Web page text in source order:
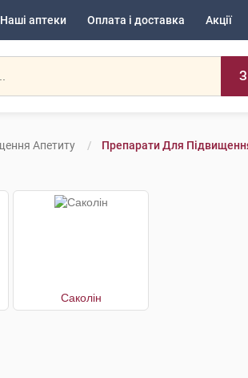
Наші аптеки Оплата і доставка Акції
Апетиту Препарати Для
Саколін